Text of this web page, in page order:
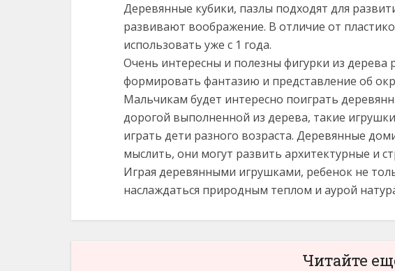
Деревянные кубики, пазлы подходят для
развивают воображение. В отличие от
использовать уже с 1 года.
Очень интересны и полезны фигурки из дерева
формировать фантазию и представление об
Мальчикам будет интересно поиграть
дорогой выполненной из дерева, такие
играть дети разного возраста. Деревянные
мыслить, они могут развить архитектурные и
Играя деревянными игрушками, ребенок не
наслаждаться природным теплом и аурой
Читайте